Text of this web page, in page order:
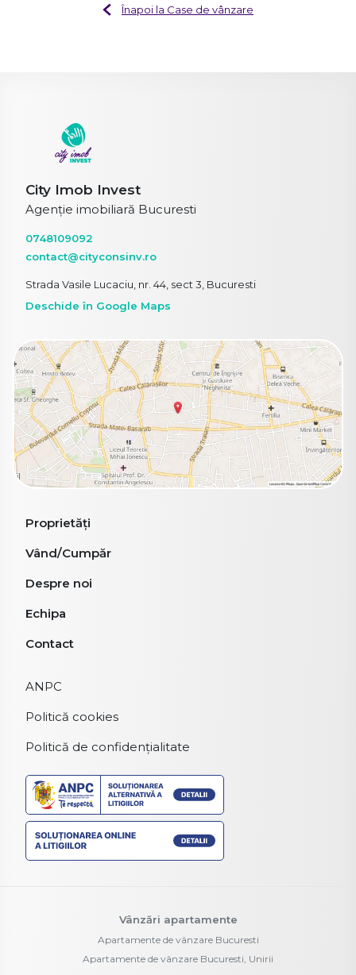
Înapoi la Case de vânzare
City Imob Invest
Agenție imobiliară Bucuresti
0748109092
contact@cityconsinv.ro
Strada Vasile Lucaciu, nr. 44, sect 3, Bucuresti
Deschide în Google Maps
Proprietăți
Vând/Cumpăr
Despre noi
Echipa
Contact
ANPC
Politică cookies
Politică de confidențialitate
Vânzări apartamente
Apartamente de vânzare Bucuresti
Apartamente de vânzare Bucuresti, Unirii